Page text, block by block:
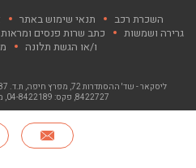
צרו
השכרת רכב תנאי שימוש באתר
גרירה ושמשות
כתב שרות פנסים ומראות
ו/או הגשת תלונה
ליסקאר - שד' ההסתדרות 72, מפרץ חיפה , ת.ד. 33587, מיקוד 3133402, חיפה. טלפון:
8422727, פקס: 04-8422189
,